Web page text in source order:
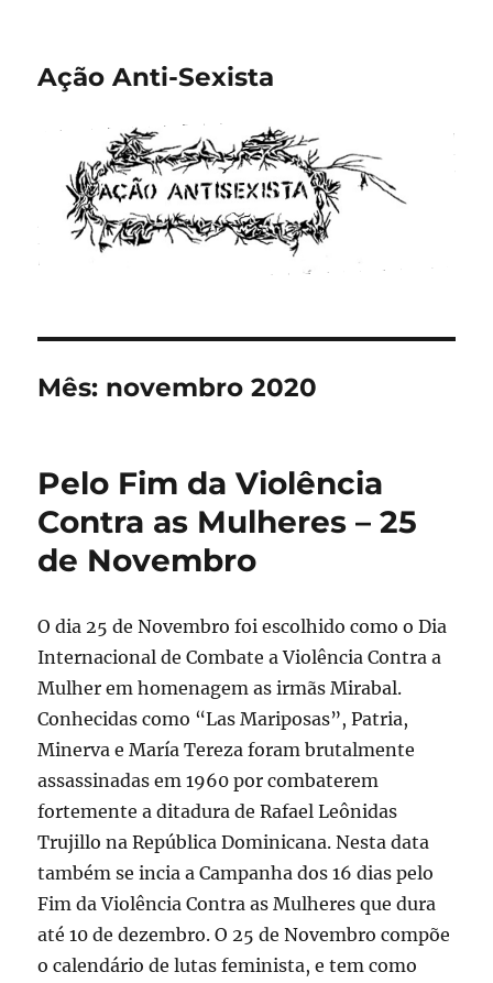
Ação Anti-Sexista
Mês: novembro 2020
Pelo Fim da Violência
Contra as Mulheres – 25
de Novembro
O dia 25 de Novembro foi escolhido como o Dia
Internacional de Combate a Violência Contra a
Mulher em homenagem as irmãs Mirabal.
Conhecidas como “Las Mariposas”, Patria,
Minerva e María Tereza foram brutalmente
assassinadas em 1960 por combaterem
fortemente a ditadura de Rafael Leônidas
Trujillo na República Dominicana. Nesta data
também se incia a Campanha dos 16 dias pelo
Fim da Violência Contra as Mulheres que dura
até 10 de dezembro. O 25 de Novembro compõe
o calendário de lutas feminista, e tem como